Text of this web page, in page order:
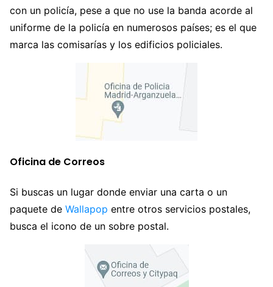
con un policía, pese a que no use la banda acorde al
uniforme de la policía en numerosos países; es el que
marca las comisarías y los edificios policiales.
Oficina de Correos
Si buscas un lugar donde enviar una carta o un
paquete de Wallapop entre otros servicios postales,
busca el icono de un sobre postal.